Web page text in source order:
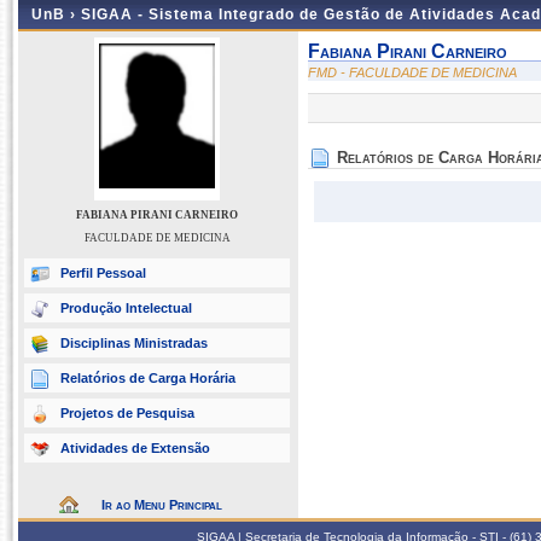
UnB › SIGAA - Sistema Integrado de Gestão de Atividades
FABIANA PIRANI CARNEIRO
FACULDADE DE MEDICINA
Perfil Pessoal
Produção Intelectual
Disciplinas Ministradas
Relatórios de Carga Horária
Projetos de Pesquisa
Atividades de Extensão
Ir ao Menu Principal
Fabiana Pirani Carneiro
FMD - FACULDADE DE MEDICINA
Relatórios de Carga
SIGAA | Secretaria de Tecnologia da Informação - STI -